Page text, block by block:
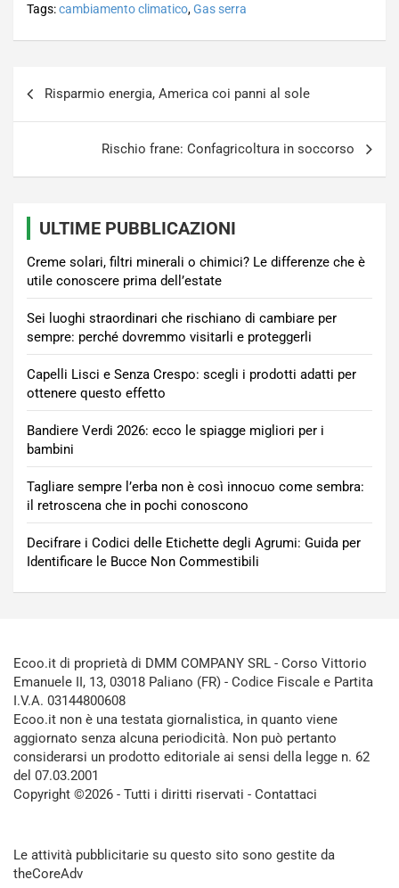
Tags:cambiamento climatico,Gas serra
articoli
Risparmio energia, America coi panni al sole
Rischio frane: Confagricoltura in soccorso
ULTIME PUBBLICAZIONI
Creme solari, filtri minerali o chimici? Le differenze che è
utile conoscere prima dell’estate
Sei luoghi straordinari che rischiano di cambiare per
sempre: perché dovremmo visitarli e proteggerli
Capelli Lisci e Senza Crespo: scegli i prodotti adatti per
ottenere questo effetto
Bandiere Verdi 2026: ecco le spiagge migliori per i
bambini
Tagliare sempre l’erba non è così innocuo come sembra:
il retroscena che in pochi conoscono
Decifrare i Codici delle Etichette degli Agrumi: Guida per
Identificare le Bucce Non Commestibili
Ecoo.it di proprietà di DMM COMPANY SRL - Corso Vittorio
Emanuele II, 13, 03018 Paliano (FR) - Codice Fiscale e Partita
I.V.A. 03144800608
Ecoo.it non è una testata giornalistica, in quanto viene
aggiornato senza alcuna periodicità. Non può pertanto
considerarsi un prodotto editoriale ai sensi della legge n. 62
del 07.03.2001
Copyright ©2026 - Tutti i diritti riservati - Contattaci
Le attività pubblicitarie su questo sito sono gestite da
theCoreAdv